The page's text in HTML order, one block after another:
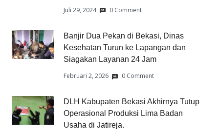
Juli 29, 2024 0 Comment
Banjir Dua Pekan di Bekasi, Dinas
Kesehatan Turun ke Lapangan dan
Siagakan Layanan 24 Jam
Februari 2, 2026 0 Comment
DLH Kabupaten Bekasi Akhirnya Tutup
Operasional Produksi Lima Badan
Usaha di Jatireja.